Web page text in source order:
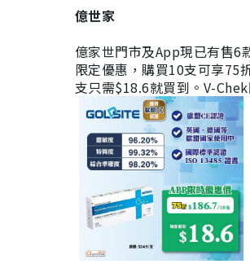
億世家
億家世門市及App現已有售
限定優惠，購買10支可享
支只需$18.6就買到。V-